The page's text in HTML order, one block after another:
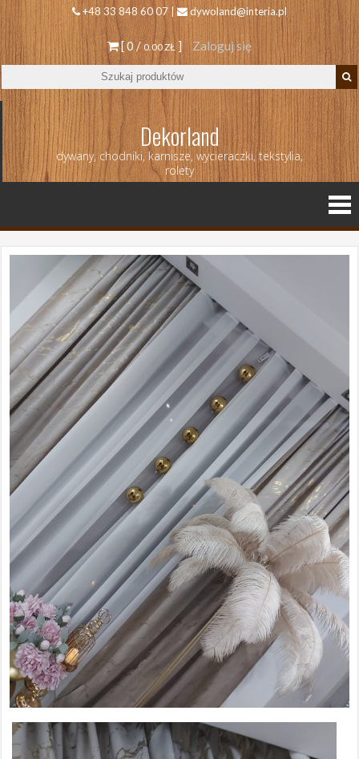
+48 33 848 60 07 | dywoland@interia.pl
[ 0 /0.00 ZŁ ] Zaloguj się
Dekorland
dywany, chodniki, karnisze, wycieraczki, tekstylia,
rolety